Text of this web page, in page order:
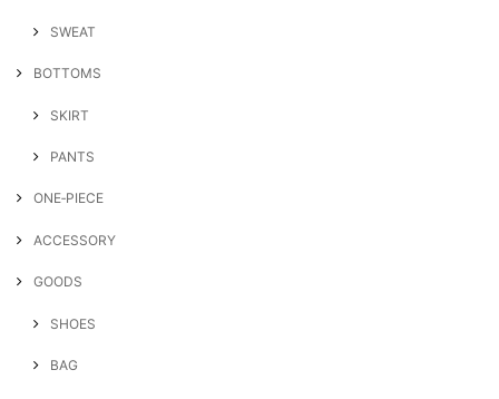
SWEAT
BOTTOMS
SKIRT
PANTS
ONE‐PIECE
ACCESSORY
GOODS
SHOES
BAG